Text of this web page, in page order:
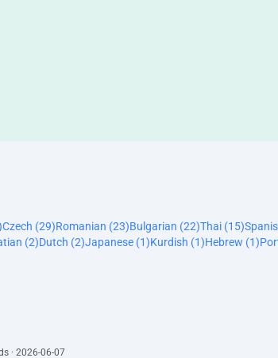
Czech (29)Romanian (23)Bulgarian (22)Thai (15)
(2)Dutch (2)Japanese (1)Kurdish (1)Hebrew (1)
· 2026-06-07